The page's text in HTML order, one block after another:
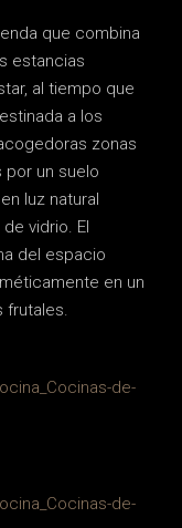
que combina
estancias
al tiempo que
a los
zonas
un suelo
luz natural
vidrio. El
del espacio
en un
frutales.